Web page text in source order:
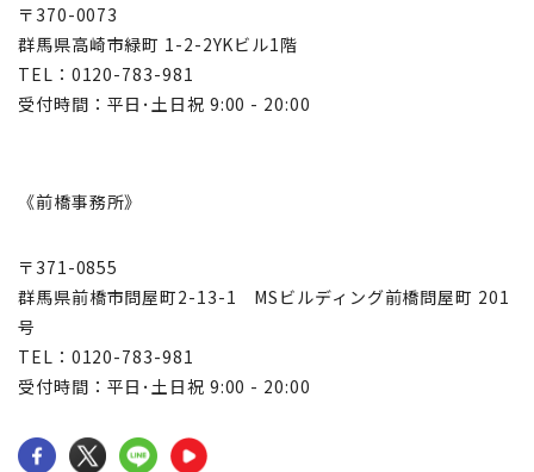
〒370-0073
群馬県高崎市緑町 1-2-2YKビル1階
TEL：0120-783-981
受付時間：平日･土日祝 9:00 - 20:00
《前橋事務所》
〒371-0855
群馬県前橋市問屋町2-13-1 MSビルディング前橋問屋町 201
号
TEL：0120-783-981
受付時間：平日･土日祝 9:00 - 20:00